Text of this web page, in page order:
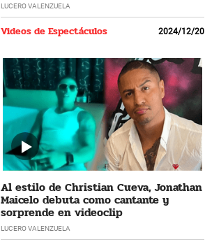
LUCERO VALENZUELA
Videos de Espectáculos 2024/12/20
Al estilo de Christian Cueva, Jonathan
Maicelo debuta como cantante y
sorprende en videoclip
LUCERO VALENZUELA